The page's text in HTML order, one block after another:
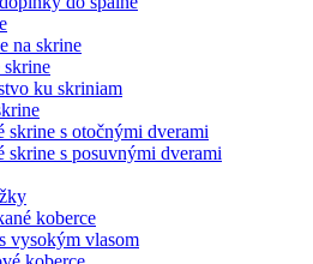
na skrine
skrine
ku skriniam
skrine s otočnými dverami
skrine s posuvnými dverami
koberce
vysokým vlasom